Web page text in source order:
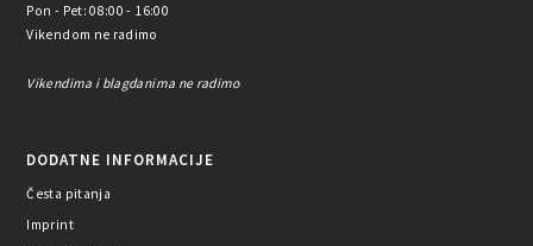
Pon - Pet: 08:00 - 16:00
Vikendom ne radimo
Vikendima i blagdanima ne radimo
DODATNE INFORMACIJE
Česta pitanja
Imprint